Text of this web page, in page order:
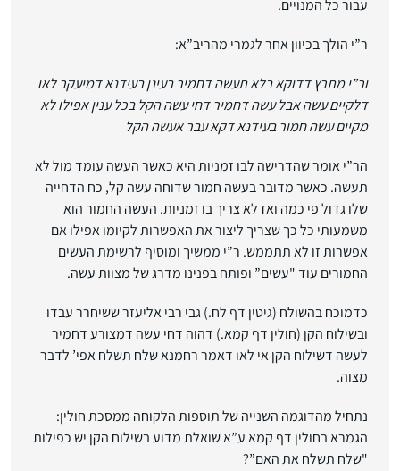
עבור כל המנויים.
ר”י הולך בכיוון אחר לגמרי מהריב”א:
ור”י מתרץ דדוקא בלא תעשה דחמיר בעינן בעידנא דמיעקר לאו
דלקיים עשה אבל עשה דחמיר דחי עשה הקל בכל ענין אפילו לא
מקיים עשה חמור בעידנא דקא עבר אעשה הקל
הר”י אומר שהדרישה לבו זמניות היא כאשר העשה עומד מול לא
תעשה. כאשר מדובר בעשה חמור שדוחה עשה קל, כח הדחייה
שלו גדול פי כמה ואז לא צריך בו זמניות. העשה החמור הוא
משמעותי כל כך שצריך ליצור את האפשרות לקיומו אפילו אם
אפשרות זו לא תתממש. ר”י ממשיך ומוסיף לרשימת העשים
החמורים עוד "עשים” ופותח בפנינו מדרג של מצוות עשה.
כדמוכח בהשולח (גיטין דף לח.) גבי רבי אליעזר ששיחרר עבדו
ובשילוח הקן (חולין דף קמא.) דהוה דחי עשה דמצורע דחמיר
לעשה דשילוח הקן אי לאו דאמר רחמנא שלח תשלח אפי’ לדבר
מצוה.
נתחיל מהדוגמה השנייה של תוספות הלקוחה ממסכת חולין:
הגמרא בחולין דף קמא ע”א שואלת מדוע בשילוח הקן יש כפילות
"שלח תשלח את האם”?